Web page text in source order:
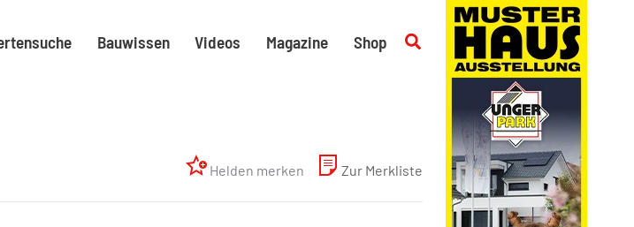
Bauwissen Videos Magazine Shop Suchen
Helden merken Zur Merkliste